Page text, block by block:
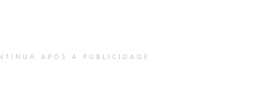
APÓS A PUBLICIDADE